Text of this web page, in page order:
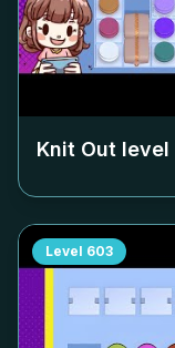
Knit Out level
Level 603